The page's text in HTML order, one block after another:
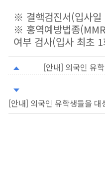
※ 결핵검진서(입사일
※ 홍역예방법종
여부 검사(입사 최초
[안내] 외국인 유
[안내] 외국인 유학생들을